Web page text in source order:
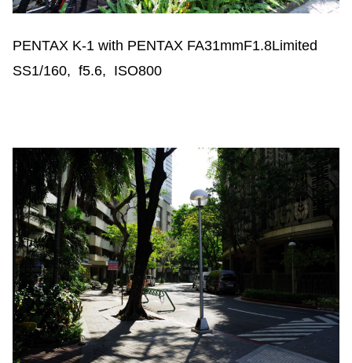
PENTAX K-1 with PENTAX FA31mmF1.8Limited
SS1/160, f5.6, ISO800